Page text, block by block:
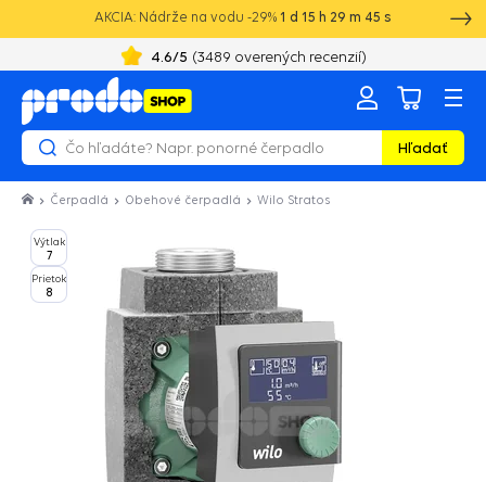
AKCIA: Nádrže na vodu -29% 1 d 15 h 29 m 45 s
4.6/5 (3489 overených recenzií)
Hľadať
Čerpadlá Obehové čerpadlá Wilo Stratos
Výtlak
7
Prietok
8